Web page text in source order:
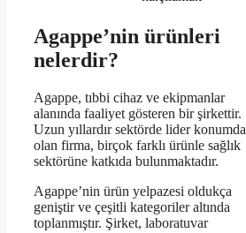
Agappe’nin ürünleri
nelerdir?
Agappe, tıbbi cihaz ve ekipmanlar
alanında faaliyet gösteren bir şirkettir.
Uzun yıllardır sektörde lider konumda
olan firma, birçok farklı ürünle sağlık
sektörüne katkıda bulunmaktadır.
Agappe’nin ürün yelpazesi oldukça
geniştir ve çeşitli kategoriler altında
toplanmıştır. Şirket, laboratuvar